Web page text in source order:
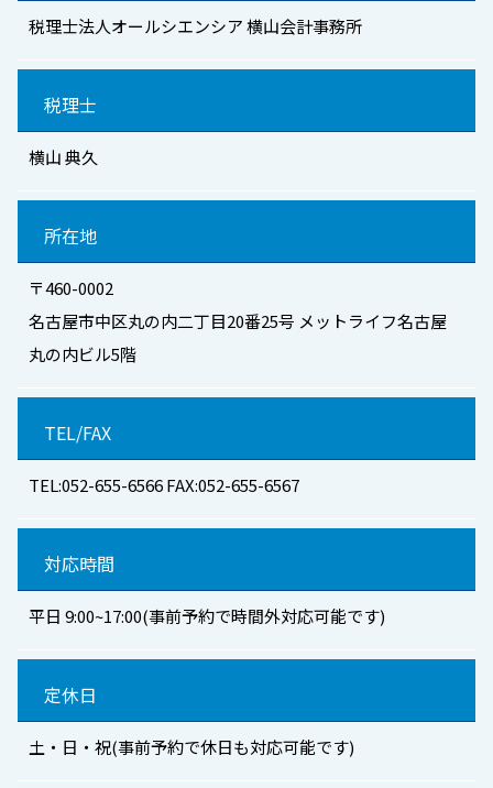
税理士法人オールシエンシア 横山会計事務所
税理士
横山 典久
所在地
〒460-0002
名古屋市中区丸の内二丁目20番25号 メットライフ名古屋
丸の内ビル5階
TEL/FAX
TEL:052-655-6566 FAX:052-655-6567
対応時間
平日 9:00~17:00(事前予約で時間外対応可能です)
定休日
土・日・祝(事前予約で休日も対応可能です)